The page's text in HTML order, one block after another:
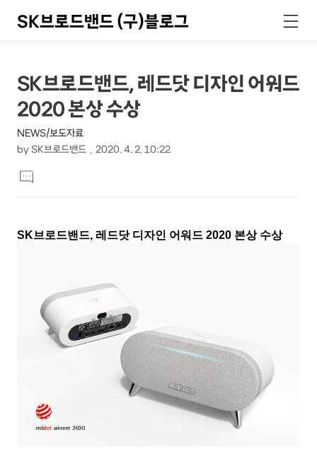
SK브로드밴드 (구)블로그
색
메
뉴
상
세
컨
텐
츠
본
문
제
목
SK브로드밴드, 레드닷 디자인 어워드
2020 본상 수상
NEWS/보도자료
by SK브로드밴드 2020. 4. 2. 10:22
문
댓
글
SK브로드밴드, 레드닷 디자인 어워드 2020 본상 수상